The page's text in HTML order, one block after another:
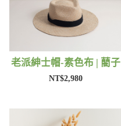
老派紳士帽-素色布 | 藺子
NT$2,980